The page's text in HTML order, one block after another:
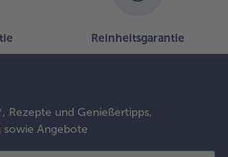
Reinheitsgarantie
Rezepte und Genießertipps,
sowie Angebote